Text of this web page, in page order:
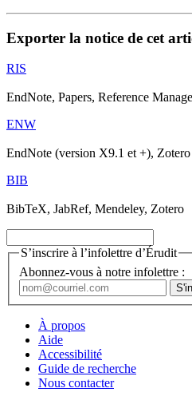
Exporter la notice de cet
RIS
EndNote, Papers, Reference
ENW
EndNote (version X9.1 et +), Zotero
BIB
BibTeX, JabRef, Mendeley, Zotero
S’inscrire à l’infolettre d’Érudit
Abonnez-vous à notre infolettre :
À propos
Aide
Accessibilité
Guide de recherche
Nous contacter